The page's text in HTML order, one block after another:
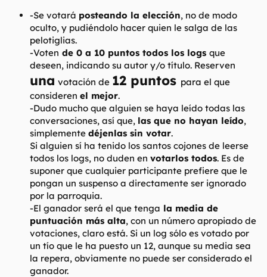
-Se votará posteando la elección, no de modo
oculto, y pudiéndolo hacer quien le salga de las
pelotiglias.
-Voten de 0 a 10 puntos todos los logs que
deseen, indicando su autor y/o título. Reserven
una votación de 12 puntos para el que
consideren el mejor.
-Dudo mucho que alguien se haya leído todas las
conversaciones, así que, las que no hayan leído,
simplemente déjenlas sin votar.
Si alguien sí ha tenido los santos cojones de leerse
todos los logs, no duden en votarlos todos. Es de
suponer que cualquier participante prefiere que le
pongan un suspenso a directamente ser ignorado
por la parroquia.
-El ganador será el que tenga la media de
puntuación más alta, con un número apropiado de
votaciones, claro está. Si un log sólo es votado por
un tío que le ha puesto un 12, aunque su media sea
la repera, obviamente no puede ser considerado el
ganador.